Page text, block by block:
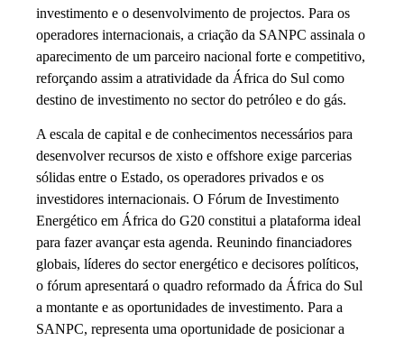
investimento e o desenvolvimento de projectos. Para os
operadores internacionais, a criação da SANPC assinala o
aparecimento de um parceiro nacional forte e competitivo,
reforçando assim a atratividade da África do Sul como
destino de investimento no sector do petróleo e do gás.
A escala de capital e de conhecimentos necessários para
desenvolver recursos de xisto e offshore exige parcerias
sólidas entre o Estado, os operadores privados e os
investidores internacionais. O Fórum de Investimento
Energético em África do G20 constitui a plataforma ideal
para fazer avançar esta agenda. Reunindo financiadores
globais, líderes do sector energético e decisores políticos,
o fórum apresentará o quadro reformado da África do Sul
a montante e as oportunidades de investimento. Para a
SANPC, representa uma oportunidade de posicionar a